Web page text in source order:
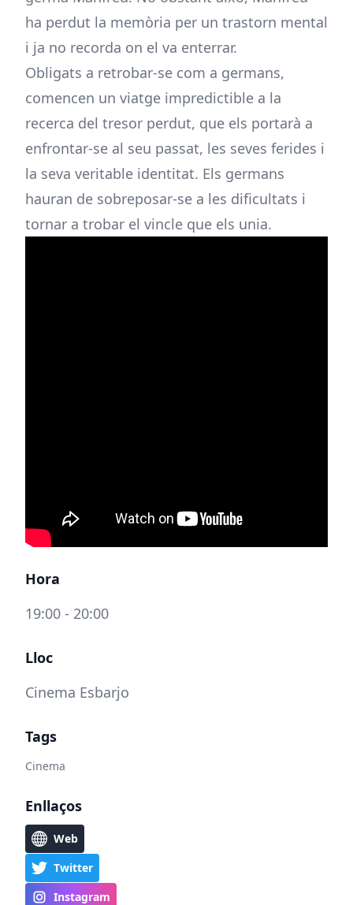
ha perdut la memòria per un trastorn mental
i ja no recorda on el va enterrar.
Obligats a retrobar-se com a germans,
comencen un viatge impredictible a la
recerca del tresor perdut, que els portarà a
enfrontar-se al seu passat, les seves ferides i
la seva veritable identitat. Els germans
hauran de sobreposar-se a les dificultats i
tornar a trobar el vincle que els unia.
Hora
19:00 - 20:00
Lloc
Cinema Esbarjo
Tags
Cinema
Enllaços
Web
Twitter
Instagram